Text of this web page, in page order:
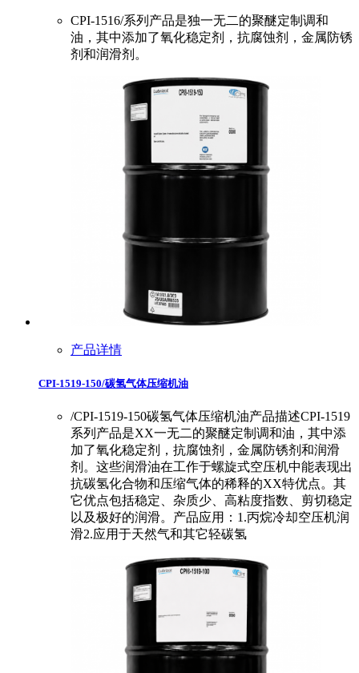
CPI-1516/系列产品是独一无二的聚醚定制调和
油，其中添加了氧化稳定剂，抗腐蚀剂，金属防锈
剂和润滑剂。
产品详情
CPI-1519-150/碳氢气体压缩机油
/CPI-1519-150碳氢气体压缩机油产品描述CPI-1519
系列产品是XX一无二的聚醚定制调和油，其中添
加了氧化稳定剂，抗腐蚀剂，金属防锈剂和润滑
剂。这些润滑油在工作于螺旋式空压机中能表现出
抗碳氢化合物和压缩气体的稀释的XX特优点。其
它优点包括稳定、杂质少、高粘度指数、剪切稳定
以及极好的润滑。产品应用：1.丙烷冷却空压机润
滑2.应用于天然气和其它轻碳氢